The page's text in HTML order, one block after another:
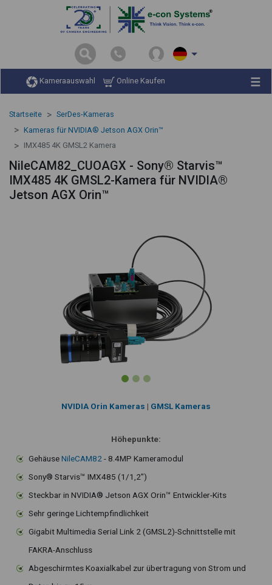
Kameraauswahl Online Kaufen
Startseite
SerDes-Kameras
Kameras für NVIDIA® Jetson AGX Orin™
IMX485 4K GMSL2 Kamera
NileCAM82_CUOAGX - Sony® Starvis™
IMX485 4K GMSL2-Kamera für NVIDIA®
Jetson AGX Orin™
NVIDIA Orin Kameras | GMSL Kameras
Höhepunkte:
GehäuseNileCAM82 - 8.4MP Kameramodul
Sony® Starvis™ IMX485 (1/1,2")
Steckbar in NVIDIA® Jetson AGX Orin™ Entwickler-Kits
Sehr geringe Lichtempfindlichkeit
Gigabit Multimedia Serial Link 2 (GMSL2)-Schnittstelle mit
FAKRA-Anschluss
Abgeschirmtes Koaxialkabel zur übertragung von Strom und